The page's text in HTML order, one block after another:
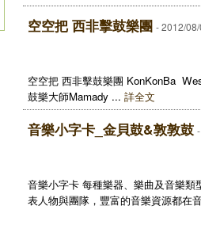
空空把 西非擊鼓樂團 - 2012/
空空把 西非擊鼓樂團 KonKonBa
鼓樂大師Mamady ... 詳全文
音樂小字卡_金貝鼓&敦敦鼓
音樂小字卡 每種樂器、樂曲及音樂
表人物與團隊，豐富的音樂資源都